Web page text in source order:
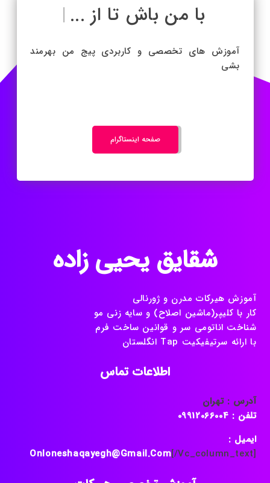
با من باش تا |
آموزش های تخصصی و کاربردی پیج من بهرمند
بشی
صفحه اینستاگرام
شقایق یحیی زاده
آموزش هیرکات مدرن و ژورنالی
کار با کلیپر(ماشین اصلاح) و سایه زنی مو
شناخت اناتومی سر و قوانین ساخت فرم
با ارائه سرتیفیکیت Tap انگلستان
اطلاعات تماس
آدرس : تهران
تلفن : 09912066004
ایمیل :
Onloneshaqayegh@gmail.com[/vc_column_text]